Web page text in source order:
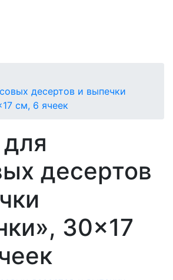
десертов и выпечки
см, 6 ячеек
десертов
30×17